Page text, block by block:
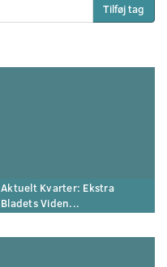
Tilføj tag
Aktuelt Kvarter: Ekstra
Bladets Viden...